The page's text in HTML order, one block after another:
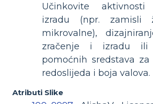
Učinkovite aktivnosti
izradu (npr. zamisli
mikrovalne),
zračenje i izradu ili
pomoćnih sredstava za
redoslijeda i boja valova.
Atributi Slike